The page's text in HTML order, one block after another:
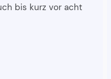
bis kurz vor acht